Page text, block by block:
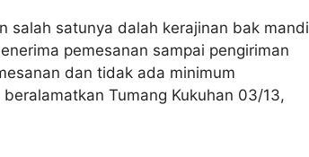
salah satunya dalah kerajinan bak mandi
pemesanan sampai pengiriman
dan tidak ada minimum
Tumang Kukuhan 03/13,